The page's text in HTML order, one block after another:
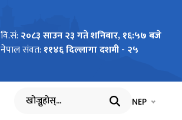
वि.सं: २०८३ साउन २३ गते शनिबार, १६:५७ बजे
नेपाल संवत: ११४६ दिल्लागा दशमी - २५
खोज्नुहोस् भाषा चयन
NEP